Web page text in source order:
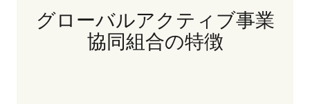
グローバルアクティブ事業
協同組合の特徴